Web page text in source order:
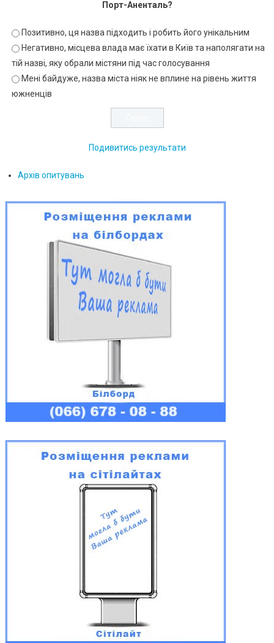
Порт-Аненталь?
Позитивно, ця назва підходить і робить його унікальним
Негативно, місцева влада має їхати в Київ та наполягати на
тій назві, яку обрали містяни під час голосування
Мені байдуже, назва міста ніяк не вплине на рівень життя
южненців
Подивитись результати
Архів опитувань